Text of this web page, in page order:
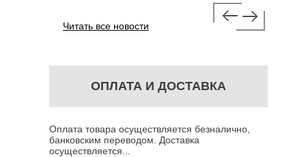
Читать все новости
ОПЛАТА И ДОСТАВКА
Оплата товара осуществляется безналично,
банковским переводом. Доставка
осуществляется...